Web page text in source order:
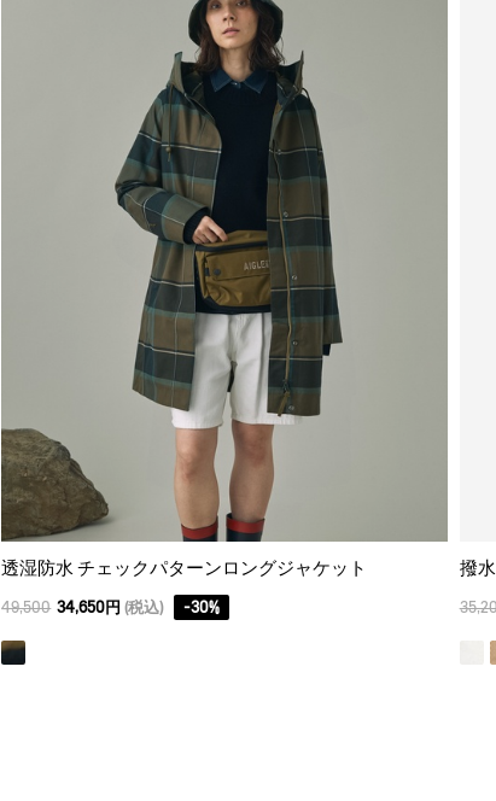
透湿防水 チェックパターンロングジャケット
49,500 34,650円 (税込) -30%
撥